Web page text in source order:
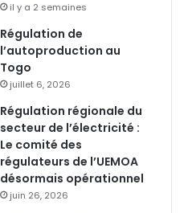
il y a 2 semaines
Régulation de
l’autoproduction au
Togo
juillet 6, 2026
Régulation régionale du
secteur de l’électricité :
Le comité des
régulateurs de l’UEMOA
désormais opérationnel
juin 26, 2026